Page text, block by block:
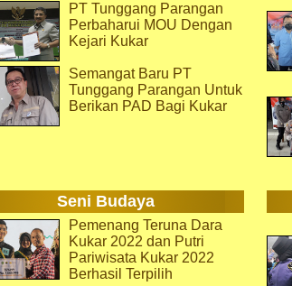
PT Tunggang Parangan
Perbaharui MOU Dengan
Kejari Kukar
Semangat Baru PT
Tunggang Parangan Untuk
Berikan PAD Bagi Kukar
Seni Budaya
Pemenang Teruna Dara
Kukar 2022 dan Putri
Pariwisata Kukar 2022
Berhasil Terpilih